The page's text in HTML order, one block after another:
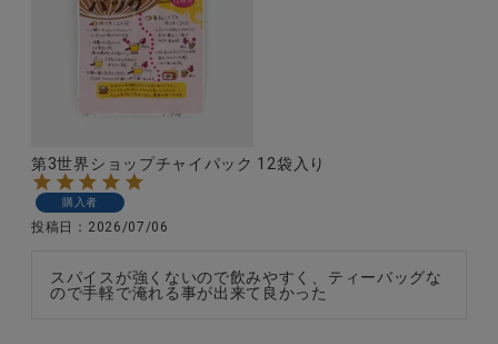
ブランド
全ての商品
特集
ご利用ガイド
ショップリスト
第3世界ショップチャイパック 12袋入り
購入者
投稿日 2026/07/06
スパイスが強くないので飲みやすく、ティーバッグな
ので手軽で淹れる事が出来て良かった